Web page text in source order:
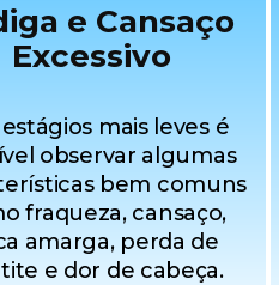
e Cansaço
Excessivo
mais leves é
observar algumas
bem comuns
fraqueza, cansaço,
amarga, perda de
e dor de cabeça.